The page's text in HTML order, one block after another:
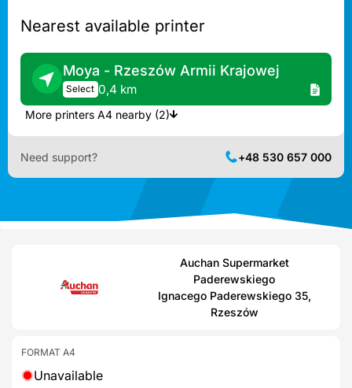
Nearest available printer
Moya - Rzeszów Armii Krajowej
Select 0,4 km
More printers A4 nearby (2)
Need support? +48 530 657 000
Auchan Supermarket
Paderewskiego
Ignacego Paderewskiego 35,
Rzeszów
FORMAT A4
Unavailable